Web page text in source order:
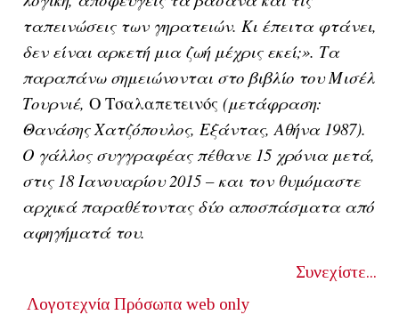
ταπεινώσεις των γηρατειών. Κι έπειτα φτάνει,
δεν είναι αρκετή μια ζωή μέχρις εκεί;». Τα
παραπάνω σημειώνονται στο βιβλίο του Μισέλ
Τουρνιέ, Ο Τσαλαπετεινός (μετάφραση:
Θανάσης Χατζόπουλος, Εξάντας, Αθήνα 1987).
Ο γάλλος συγγραφέας πέθανε 15 χρόνια μετά,
στις 18 Ιανουαρίου 2015 – και τον θυμόμαστε
αρχικά παραθέτοντας δύο αποσπάσματα από
αφηγήματά του.
Συνεχίστε...
Λογοτεχνία Πρόσωπα web only